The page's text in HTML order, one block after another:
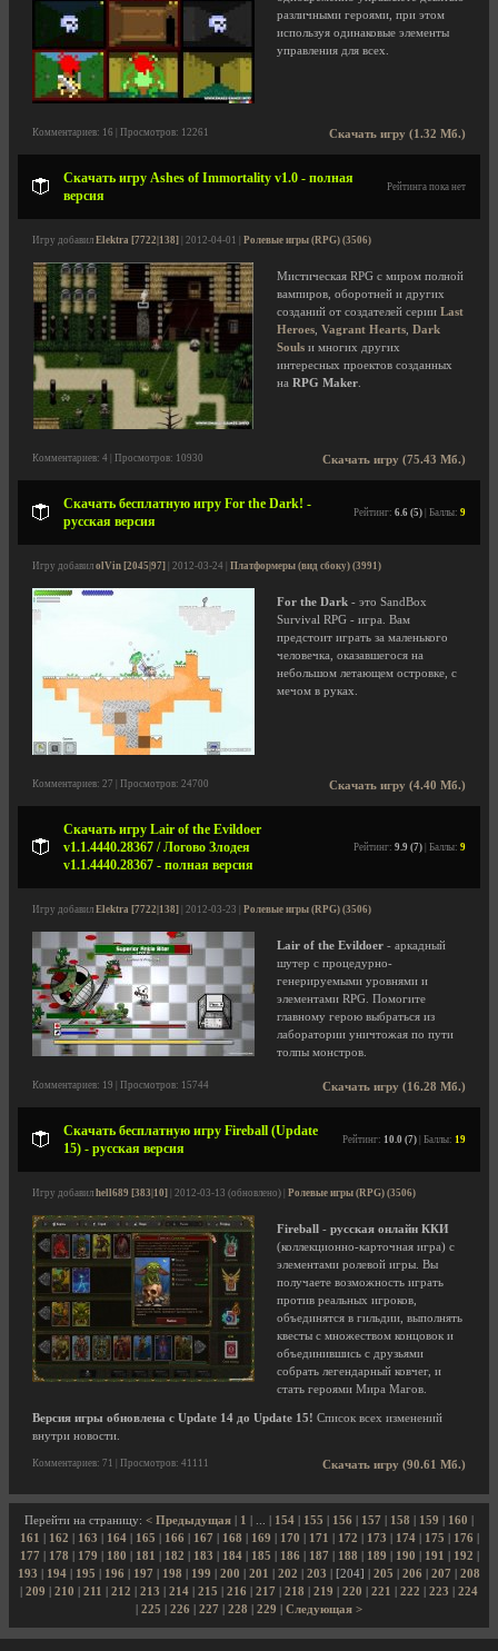
различными героями, при этом
используя одинаковые элементы
управления для всех.
Скачать игру (1.32 Мб.)
Комментариев: 16 | Просмотров: 12261
Скачать игру Ashes of Immortality v1.0 - полная
версия
Рейтинга пока нет
Игру добавил Elektra [7722|138] | 2012-04-01 | Ролевые игры (RPG) (3506)
Мистическая RPG с миром полной
вампиров, оборотней и других
созданий от создателей серии Last
Heroes Vagrant Hearts Dark
Souls и многих других
интересных проектов созданных
на RPG Maker
Скачать игру (75.43 Мб.)
Комментариев: 4 | Просмотров: 10930
Скачать бесплатную игру For the Dark! -
русская версия
Рейтинг: 6.6 (5) | Баллы: 9
Игру добавил olVin [2045|97] | 2012-03-24 | Платформеры (вид сбоку) (3991)
For the Dark - это SandBox
Survival RPG - игра. Вам
предстоит играть за маленького
человечка, оказавшегося на
небольшом летающем островке, с
мечом в руках.
Скачать игру (4.40 Мб.)
Комментариев: 27 | Просмотров: 24700
Скачать игру Lair of the Evildoer
v1.1.4440.28367 / Логово Злодея
v1.1.4440.28367 - полная версия
Рейтинг: 9.9 (7) | Баллы: 9
Игру добавил Elektra [7722|138] | 2012-03-23 | Ролевые игры (RPG) (3506)
Lair of the Evildoer - аркадный
шутер с процедурно-
генерируемыми уровнями и
элементами RPG. Помогите
главному герою выбраться из
лаборатории уничтожая по пути
толпы монстров.
Скачать игру (16.28 Мб.)
Комментариев: 19 | Просмотров: 15744
Скачать бесплатную игру Fireball (Update
15) - русская версия
Рейтинг: 10.0 (7) | Баллы: 19
Игру добавил hell689 [383|10] | 2012-03-13 (обновлено) | Ролевые игры (RPG) (3506)
Fireball - русская онлайн ККИ
(коллекционно-карточная игра) с
элементами ролевой игры. Вы
получаете возможность играть
против реальных игроков,
объединятся в гильдии, выполнять
квесты с множеством концовок и
объединившись с друзьями
собрать легендарный ковчег, и
стать героями Мира Магов.
Версия игры обновлена с Update 14 до Update 15! Список всех изменений
внутри новости.
Скачать игру (90.61 Мб.)
Комментариев: 71 | Просмотров: 41111
Перейти на страницу: < Предыдущая 1 154 155 156 157 158 159 160
161
162 163 164| 165 166 167 168 169 170 171 172 173 174| 175 176
177
178 179 180 181 182 183 184| 185 186 187 188 189 190 191 192
193
194 195 196 197 198 199 200 201 202 203 | [204] | 205 206 207
208
209 210 211 212 213 214 215 216 217 218 219 220 221 222 223
224
225 226 227 228 229 Следующая >